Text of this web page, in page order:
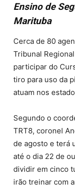
Ensino de
Marituba
Cerca de 80
Tribunal
participar do
tiro para uso da
atuam nos
Segundo o
TRT8, coronel
de agosto e terá
até o dia 22 de
dividir em cinco
irão treinar com